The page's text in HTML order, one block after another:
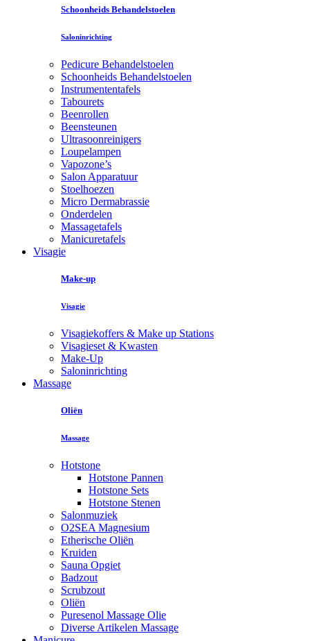
Schoonheids Behandelstoelen
Saloninrichting
Pedicure Behandelstoelen
Schoonheids Behandelstoelen
Instrumententafels
Tabourets
Beenrollen
Beensteunen
Ultrasoonreinigers
Loupelampen
Vapozone’s
Salon Apparatuur
Stoelhoezen
Micro Dermabrassie
Onderdelen
Massagetafels
Manicuretafels
Visagie
Make-up
Visagie
Visagiekoffers & Make up Stations
Visagieset & Kwasten
Make-Up
Saloninrichting
Massage
Oliën
Massage
Hotstone
Hotstone Pannen
Hotstone Sets
Hotstone Stenen
Salonmuziek
O2SEA Magnesium
Etherische Oliën
Kruiden
Sauna Opgiet
Badzout
Scrubzout
Oliën
Puresenol Massage Olie
Diverse Artikelen Massage